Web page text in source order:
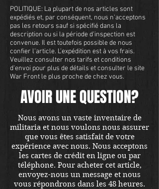
POLITIQUE: La plupart de nos articles sont
expédiés et, par conséquent, nous n'acceptons
pas les retours sauf si spécifié dans la
description ou si la période d'inspection est
convenue. Il est toutefois possible de nous
confier l'article. L'expédition est à vos frais.
Veuillez consulter nos tarifs et conditions
d'envoi pour plus de détails et consulter le site
War Front le plus proche de chez vous.
AVOIR UNE QUESTION?
Nous avons un vaste inventaire de
militaria et nous voulons nous assurer
que vous êtes satisfait de votre
expérience avec nous. Nous acceptons
les cartes de crédit en ligne ou par
téléphone. Pour acheter cet article,
envoyez-nous un message et nous
vous répondrons dans les 48 heures.